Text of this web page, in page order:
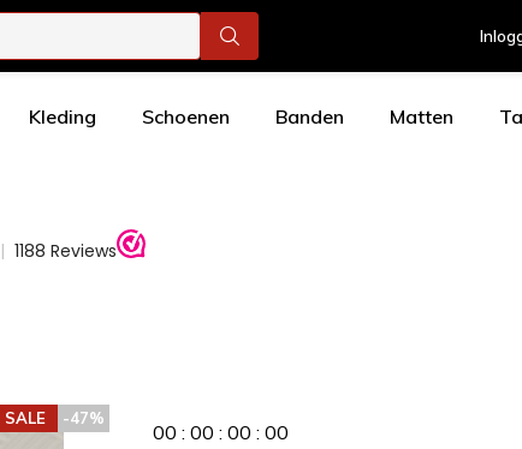
Kleding Schoenen Banden Matten
-47%
SALE
00 :00 :00 :00